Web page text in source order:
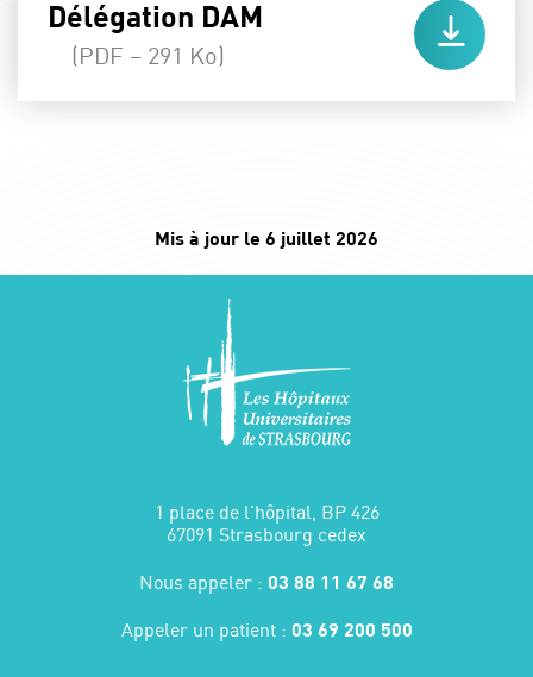
Délégation DAM
(PDF – 291 Ko)
Mis à jour le 6 juillet 2026
1 place de l'hôpital, BP 426
67091 Strasbourg cedex
Nous appeler : 03 88 11 67 68
Appeler un patient : 03 69 200 500